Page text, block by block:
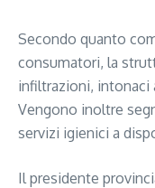
Secondo quanto
consumatori, la
infiltrazioni, intonaci
Vengono inoltre
servizi igienici a
Il presidente